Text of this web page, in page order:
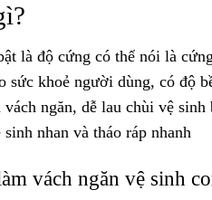
là độ cứng có thể nói là
sức khoẻ người dùng, có độ
ngăn, dễ lau chùi vệ
nhan và tháo ráp nhanh
vách ngăn vệ sinh